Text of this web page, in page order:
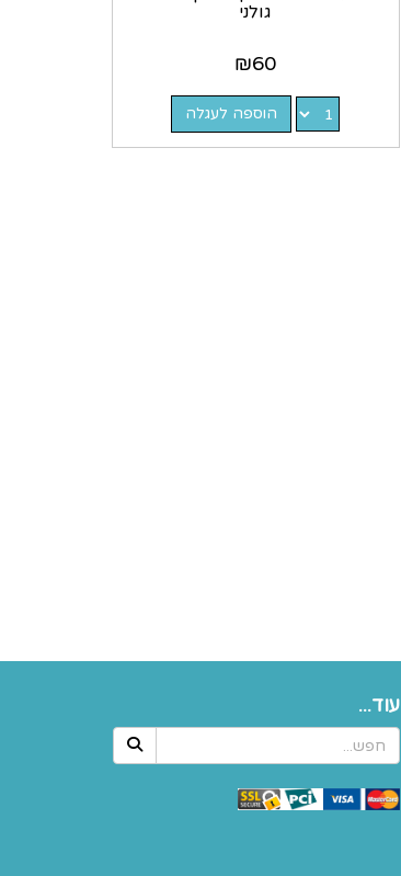
גולני
₪60
הוספה לעגלה
עוד...